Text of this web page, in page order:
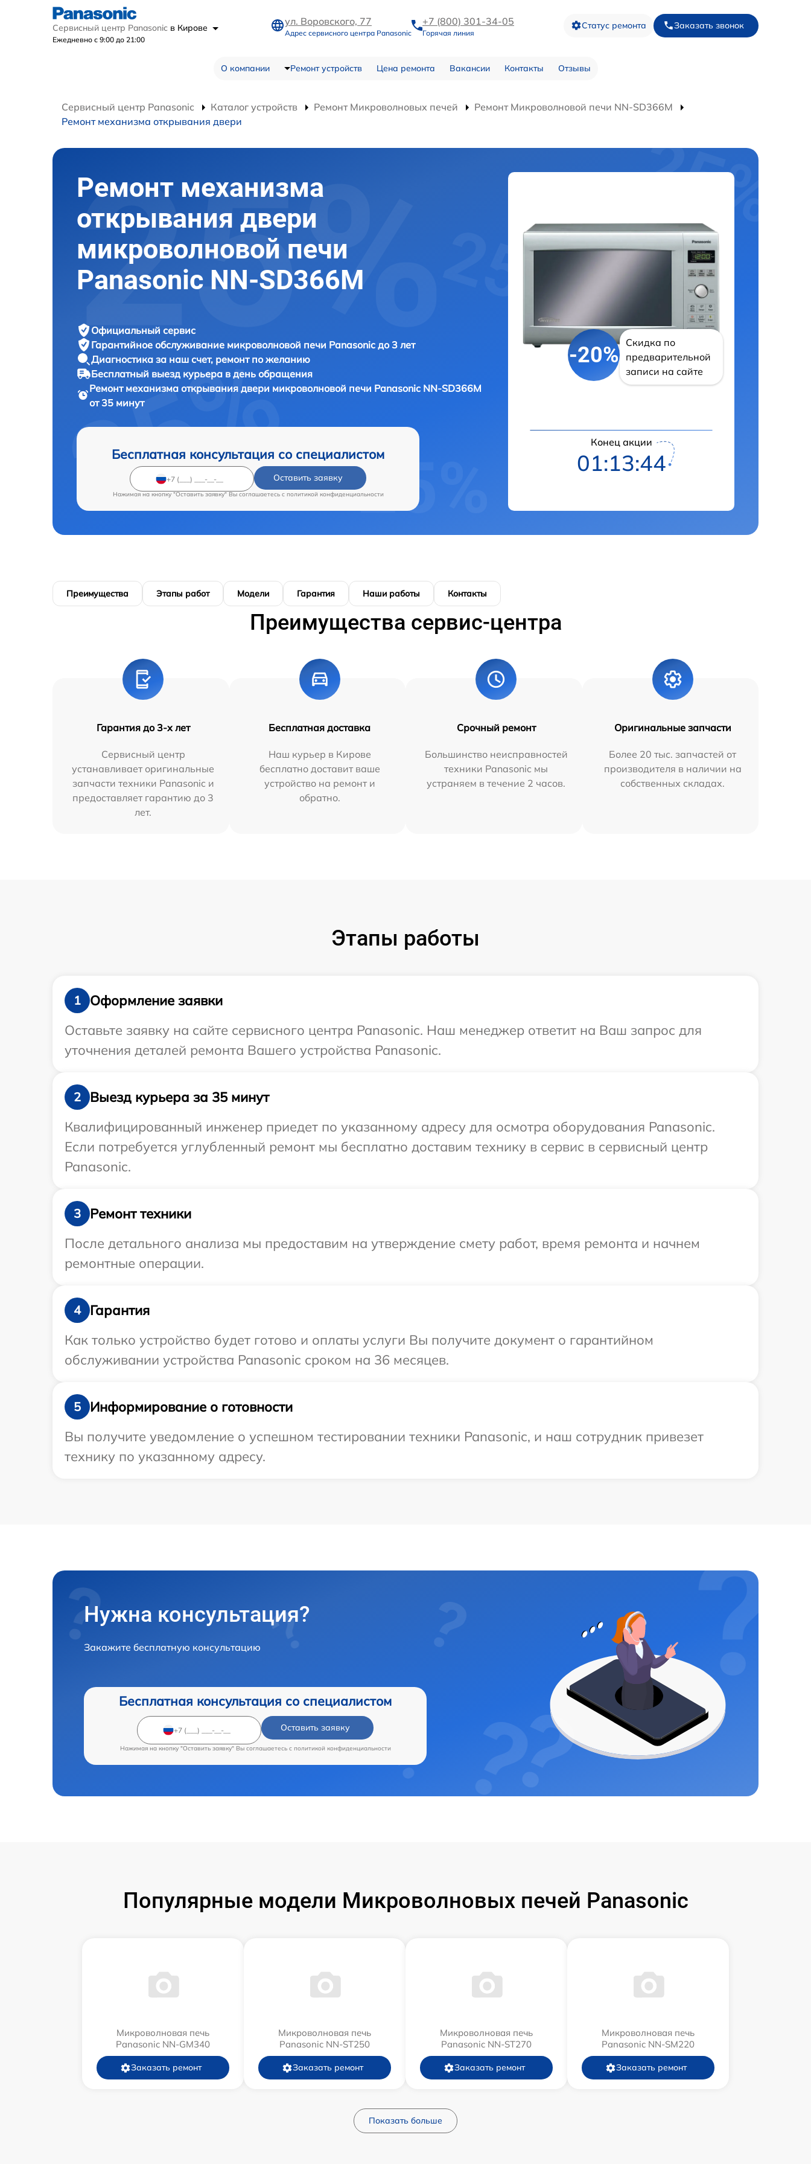
Сервисный центр Panasonic в Кирове
Ежедневно с 9:00 до 21:00
ул. Воровского, 77
Адрес сервисного центра Panasonic
+7 (800) 301-34-05
Горячая линия
Статус ремонта Заказать звонок
О компании Ремонт устройств Цена ремонта Вакансии Контакты Отзывы
Сервисный центр Panasonic Каталог устройств Ремонт Микроволновых печей
Ремонт Микроволновой печи NN-SD366M
Ремонт механизма открывания двери
Ремонт механизма
открывания двери
микроволновой печи
Panasonic NN-SD366M
Официальный сервис
Гарантийное обслуживание микроволновой печи Panasonic до 3 лет
Диагностика за наш счет, ремонт по желанию
Бесплатный выезд курьера в день обращения
Ремонт механизма открывания двери микроволновой печи Panasonic NN-SD366M
от 35 минут
Бесплатная консультация со специалистом
Оставить заявку
Нажимая на кнопку "Оставить заявку" Вы соглашаетесь c политикой конфиденциальности
-20%
Скидка по
предварительной
записи на сайте
Конец акции
01:13:43
Преимущества Этапы работ Модели Гарантия Наши работы Контакты
Преимущества сервис-центра
Гарантия до 3-х лет
Сервисный центр
устанавливает оригинальные
запчасти техники Panasonic и
предоставляет гарантию до 3
лет.
Бесплатная доставка
Наш курьер в Кирове
бесплатно доставит ваше
устройство на ремонт и
обратно.
Срочный ремонт
Большинство неисправностей
техники Panasonic мы
устраняем в течение 2 часов.
Оригинальные запчасти
Более 20 тыс. запчастей от
производителя в наличии на
собственных складах.
Этапы работы
1
Оформление заявки
Оставьте заявку на сайте сервисного центра Panasonic. Наш менеджер ответит на Ваш запрос для
уточнения деталей ремонта Вашего устройства Panasonic.
2
Выезд курьера за 35 минут
Квалифицированный инженер приедет по указанному адресу для осмотра оборудования Panasonic.
Если потребуется углубленный ремонт мы бесплатно доставим технику в сервис в сервисный центр
Panasonic.
3
Ремонт техники
После детального анализа мы предоставим на утверждение смету работ, время ремонта и начнем
ремонтные операции.
4
Гарантия
Как только устройство будет готово и оплаты услуги Вы получите документ о гарантийном
обслуживании устройства Panasonic сроком на 36 месяцев.
5
Информирование о готовности
Вы получите уведомление о успешном тестировании техники Panasonic, и наш сотрудник привезет
технику по указанному адресу.
Нужна консультация?
Закажите бесплатную консультацию
Бесплатная консультация со специалистом
Оставить заявку
Нажимая на кнопку "Оставить заявку" Вы соглашаетесь c политикой конфиденциальности
Популярные модели Микроволновых печей Panasonic
Микроволновая печь
Panasonic NN-GM340
Заказать ремонт
Микроволновая печь
Panasonic NN-ST250
Заказать ремонт
Микроволновая печь
Panasonic NN-ST270
Заказать ремонт
Микроволновая печь
Panasonic NN-SM220
Заказать ремонт
Показать больше